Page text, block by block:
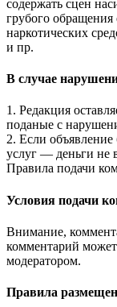
содержать сцен
грубого
наркотических
и пр.
В случае
1. Редакция
поданые с
2. Если
услуг — деньги не
Правила подачи
Условия подачи
Внимание,
комментарий
модератором.
Правила